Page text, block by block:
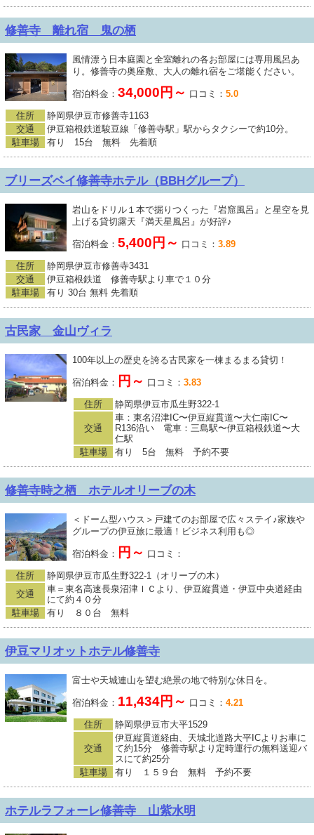
修善寺 離れ宿 鬼の栖
風情漂う日本庭園と全室離れの各お部屋には専用風呂あ
り。修善寺の奥座敷、大人の離れ宿をご堪能ください。
宿泊料金： 34,000円～ 口コミ： 5.0
住所
静岡県伊豆市修善寺1163
交通
伊豆箱根鉄道駿豆線「修善寺駅」駅からタクシーで約10分。
駐車場
有り 15台 無料 先着順
ブリーズベイ修善寺ホテル（BBHグループ）
岩山をドリル１本で掘りつくった『岩窟風呂』と星空を見
上げる貸切露天『満天星風呂』が好評♪
宿泊料金： 5,400円～ 口コミ： 3.89
住所
静岡県伊豆市修善寺3431
交通
伊豆箱根鉄道 修善寺駅より車で１０分
駐車場
有り 30台 無料 先着順
古民家 金山ヴィラ
100年以上の歴史を誇る古民家を一棟まるまる貸切！
宿泊料金： 円～ 口コミ： 3.83
住所 静岡県伊豆市瓜生野322-1
交通
車：東名沼津IC〜伊豆縦貫道〜大仁南IC〜
R136沿い 電車：三島駅〜伊豆箱根鉄道〜大
仁駅
駐車場
有り 5台 無料 予約不要
修善寺時之栖 ホテルオリーブの木
＜ドーム型ハウス＞戸建てのお部屋で広々ステイ♪家族や
グループの伊豆旅に最適！ビジネス利用も◎
宿泊料金： 円～ 口コミ：
住所
静岡県伊豆市瓜生野322-1（オリーブの木）
交通
車＝東名高速長泉沼津ＩＣより、伊豆縦貫道・伊豆中央道経由
にて約４０分
駐車場
有り ８０台 無料
伊豆マリオットホテル修善寺
富士や天城連山を望む絶景の地で特別な休日を。
宿泊料金： 11,434円～ 口コミ： 4.21
住所 静岡県伊豆市大平1529
交通
伊豆縦貫道経由、天城北道路大平ICよりお車に
て約15分 修善寺駅より定時運行の無料送迎バ
スにて約25分
駐車場
有り １５９台 無料 予約不要
ホテルラフォーレ修善寺 山紫水明